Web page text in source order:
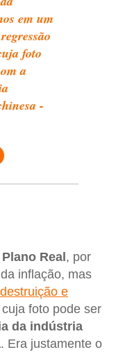
em um
foto
a
-
Plano Real , por
inflação, mas
e
cuja foto pode ser
da indústria
. Era justamente o